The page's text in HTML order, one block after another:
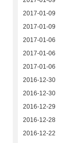
2017-01-09
2017-01-09
2017-01-06
2017-01-06
2017-01-06
2016-12-30
2016-12-30
2016-12-29
2016-12-28
2016-12-22